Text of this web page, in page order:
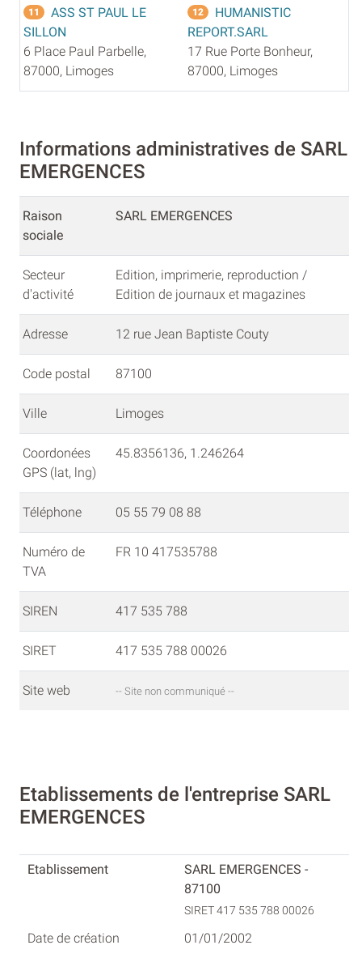
11
ASS ST PAUL LE
SILLON
6 Place Paul Parbelle,
87000, Limoges
12
HUMANISTIC
REPORT.SARL
17 Rue Porte Bonheur,
87000, Limoges
Informations administratives de SARL
EMERGENCES
Raison
sociale
SARL EMERGENCES
Secteur
d'activité
Edition, imprimerie, reproduction /
Edition de journaux et magazines
Adresse 12 rue Jean Baptiste Couty
Code postal 87100
Ville Limoges
Coordonées
GPS (lat, lng)
45.8356136, 1.246264
Téléphone 05 55 79 08 88
Numéro de
TVA
FR 10 417535788
SIREN 417 535 788
SIRET 417 535 788 00026
Site web -- Site non communiqué --
Etablissements de l'entreprise SARL
EMERGENCES
SARL EMERGENCES -
87100
SIRET 417 535 788 00026
01/01/2002